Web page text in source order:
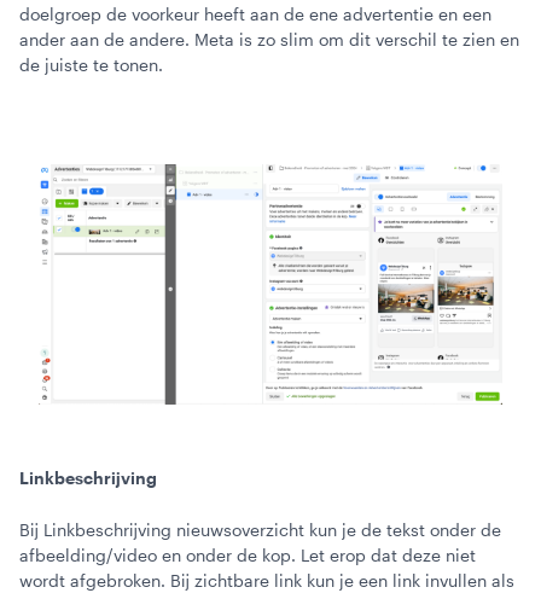
doelgroep de voorkeur heeft aan de ene advertentie en een
ander aan de andere. Meta is zo slim om dit verschil te zien en
de juiste te tonen.
Linkbeschrijving
Bij Linkbeschrijving nieuwsoverzicht kun je de tekst onder de
afbeelding/video en onder de kop. Let erop dat deze niet
wordt afgebroken. Bij zichtbare link kun je een link invullen als